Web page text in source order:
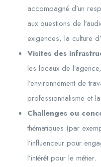
accompagné d’un
aux questions de
exigences, la culture
Visites des
les locaux de
l’environnement de
professionnalisme et
Challenges ou
thématiques (par
l’influenceur pour
l’intérêt pour le métier.